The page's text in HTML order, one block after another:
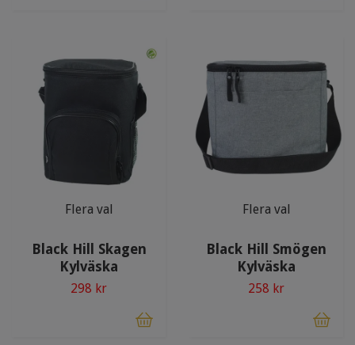
Flera val
Black Hill Skagen
Kylväska
298 kr
Flera val
Black Hill Smögen
Kylväska
258 kr